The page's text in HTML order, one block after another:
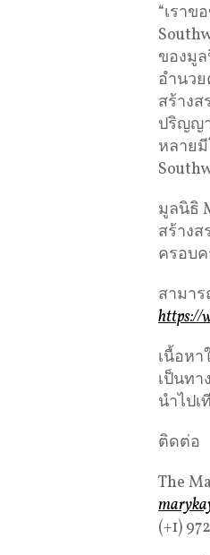
“เรา
ของมู
อำนว
สร้างส
ปริญญ
หลาย
มูลนิธิ
สร้าง
ครอบ
สามา
https://
เนื้อห
เป็นท
นำไป
ติดต่อ
The
(+1)